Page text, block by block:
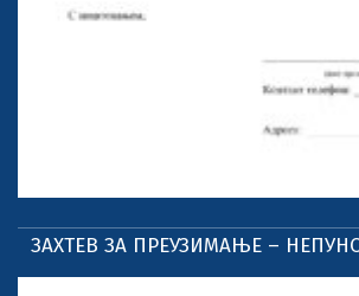
ЗАХТЕВ ЗА ПРЕУЗИМАЊЕ –